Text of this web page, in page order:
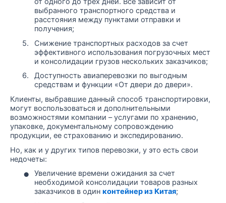
выбранного транспортного средства и
расстояния между пунктами отправки и
получения;
5.
Снижение транспортных расходов за счет
эффективного использования погрузочных мест
и консолидации грузов нескольких заказчиков;
6.
Доступность авиаперевозки по выгодным
средствам и функции «От двери до двери».
Клиенты, выбравшие данный способ транспортировки,
могут воспользоваться и дополнительными
возможностями компании – услугами по хранению,
упаковке, документальному сопровождению
продукции, ее страхованию и экспедированию.
Но, как и у других типов перевозки, у это есть свои
недочеты:
•
Увеличение времени ожидания за счет
необходимой консолидации товаров разных
заказчиков в один контейнер из Китая;